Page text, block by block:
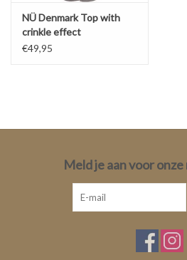
NÜ Denmark Top with
crinkle effect
€49,95
Meld je aan voor